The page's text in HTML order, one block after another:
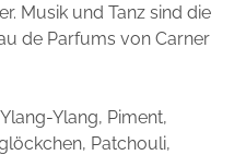
Musik und Tanz sind die
de Parfums von Carner
Ylang, Piment,
Patchouli,